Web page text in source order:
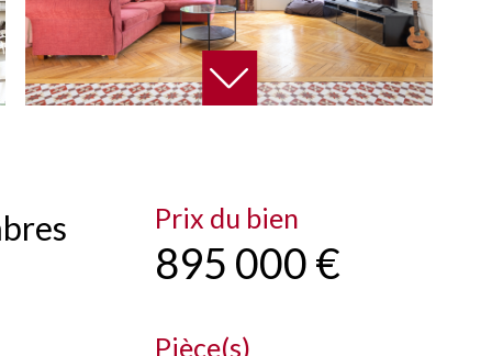
Prix du bien
895 000 €
Pièce(s)